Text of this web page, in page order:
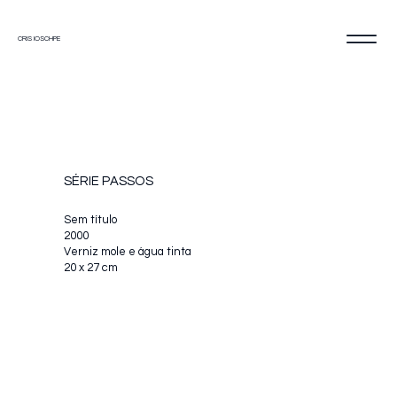
CRIS IOSCHPE
SÉRIE PASSOS
Sem título
2000
Verniz mole e água tinta
20 x 27 cm